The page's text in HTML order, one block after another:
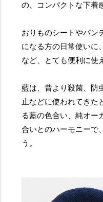
の、コンパクトな下着
おりものシートやパン
になる方の日常使いに
など、とても便利に使
藍は、昔より殺菌、防
止などに使われてきた
る藍の色合い、純オー
合いとのハーモニーで
う。